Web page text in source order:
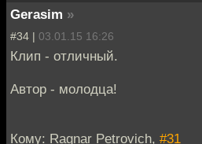
Gerasim »
#34 | 03.01.15 16:26
Клип - отличный.
Автор - молодца!
Кому: Ragnar Petrovich, #31